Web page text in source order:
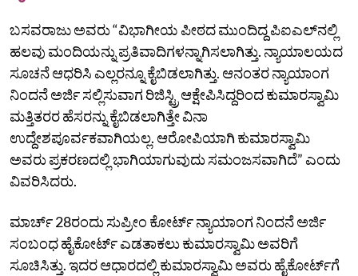
ಬಸವರಾಜು ಅವರು “ವಿಭಾಗೀಯ ಪೀಠದ ಮುಂದಿದ್ದ ಪಿಐಎಲ್‌ನಲ್ಲಿ
ಹಲವು ಮಂದಿಯನ್ನು ಪ್ರತಿವಾದಿಗಳನ್ನಾಗಿಸಲಾಗಿತ್ತು. ನ್ಯಾಯಾಲಯದ
ಸೂಚನೆ ಆಧರಿಸಿ ಎಲ್ಲರನ್ನೂ ಕೈಬಿಡಲಾಗಿತ್ತು. ಆನಂತರ ನ್ಯಾಯಾಂಗ
ನಿಂದನೆ ಅರ್ಜಿ ಸಲ್ಲಿಸುವಾಗ ರಿಜಿಸ್ಟ್ರಿ ಆಕ್ಷೇಪಿಸಿದ್ದರಿಂದ ಕುಮಾರಸ್ವಾಮಿ
ಮತ್ತಿತರರ ಹೆಸರನ್ನು ಕೈಬಿಡಲಾಗಿತ್ತೇ ವಿನಾ
ಉದ್ದೇಶಪೂರ್ವಕವಾಗಿಯಲ್ಲ. ಆರೋಪಿಯಾಗಿ ಕುಮಾರಸ್ವಾಮಿ
ಅವರು ಪ್ರಕರಣದಲ್ಲಿ ಭಾಗಿಯಾಗುವುದು ಸಮಂಜಸವಾಗಿದೆ” ಎಂದು
ವಿವರಿಸಿದರು.
ಮಾರ್ಚ್‌ 28ರಂದು ಸುಪ್ರೀಂ ಕೋರ್ಟ್‌ ನ್ಯಾಯಾಂಗ ನಿಂದನೆ ಅರ್ಜಿ
ಸಂಬಂಧ ಹೈಕೋರ್ಟ್‌ ಎಡತಾಕಲು ಕುಮಾರಸ್ವಾಮಿ ಅವರಿಗೆ
ಸೂಚಿಸಿತ್ತು. ಇದರ ಆಧಾರದಲ್ಲಿ ಕುಮಾರಸ್ವಾಮಿ ಅವರು ಹೈಕೋರ್ಟ್‌ಗೆ